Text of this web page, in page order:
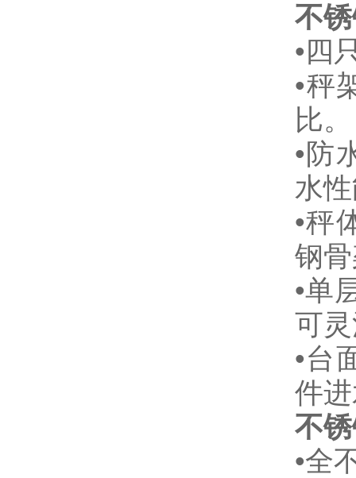
不
• 四
•秤
比。
•防
水
•秤
钢
•单
可
•台
件
不
•全